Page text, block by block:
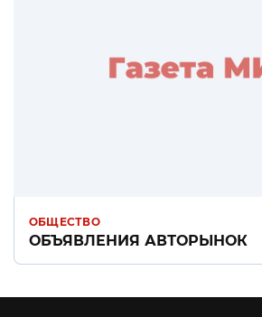
ОБЩЕСТВО
ОБЪЯВЛЕНИЯ АВТОРЫНОК